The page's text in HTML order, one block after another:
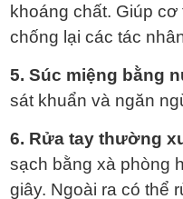
khoáng chất. Giúp
chống lại các tác
5. Súc miệng bằng
sát khuẩn và ngăn
6. Rửa tay thường
sạch bằng xà phòng
giây. Ngoài ra có thể